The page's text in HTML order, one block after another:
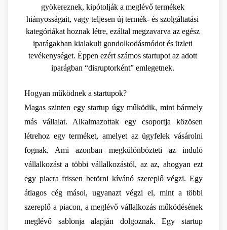
gyökereznek, kipótolják a meglévő termékek
hiányosságait, vagy teljesen új termék- és szolgáltatási
kategóriákat hoznak létre, ezáltal megzavarva az egész
iparágakban kialakult gondolkodásmódot és üzleti
tevékenységet. Éppen ezért számos startupot az adott
iparágban “disruptorként” emlegetnek.
Hogyan működnek a startupok?
Magas szinten egy startup úgy működik, mint bármely
más vállalat. Alkalmazottak egy csoportja közösen
létrehoz egy terméket, amelyet az ügyfelek vásárolni
fognak. Ami azonban megkülönbözteti az induló
vállalkozást a többi vállalkozástól, az az, ahogyan ezt
egy piacra frissen betörni kívánó szereplő végzi. Egy
átlagos cég másol, ugyanazt végzi el, mint a többi
szereplő a piacon, a meglévő vállalkozás működésének
meglévő sablonja alapján dolgoznak. Egy startup